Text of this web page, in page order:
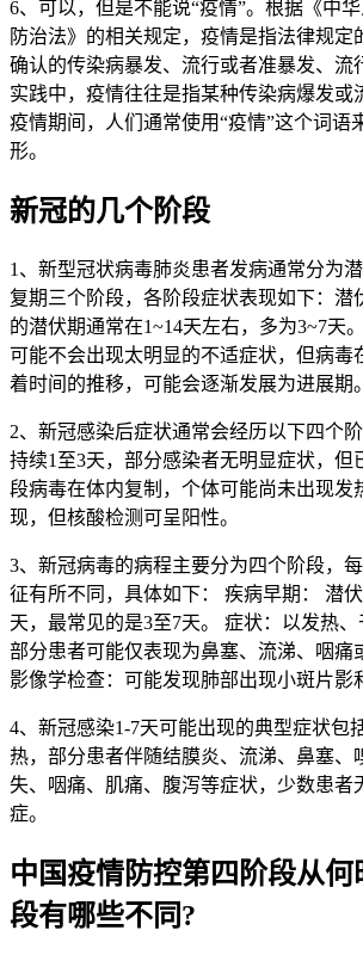
6、可以，但是不能说“疫情”。根据《中
防治法》的相关规定，疫情是指法律规定
确认的传染病暴发、流行或者准暴发、流
实践中，疫情往往是指某种传染病爆发或
疫情期间，人们通常使用“疫情”这个词语
形。
新冠的几个阶段
1、新型冠状病毒肺炎患者发病通常分为
复期三个阶段，各阶段症状表现如下：潜
的潜伏期通常在1~14天左右，多为3~7天
可能不会出现太明显的不适症状，但病毒
着时间的推移，可能会逐渐发展为进展期。
2、新冠感染后症状通常会经历以下四个
持续1至3天，部分感染者无明显症状，但
段病毒在体内复制，个体可能尚未出现发
现，但核酸检测可呈阳性。
3、新冠病毒的病程主要分为四个阶段，
征有所不同，具体如下： 疾病早期： 潜
天，最常见的是3至7天。 症状：以发热、
部分患者可能仅表现为鼻塞、流涕、咽痛
影像学检查：可能发现肺部出现小斑片影
4、新冠感染1-7天可能出现的典型症状包
热，部分患者伴随结膜炎、流涕、鼻塞、
失、咽痛、肌痛、腹泻等症状，少数患者
症。
中国疫情防控第四阶段从何
段有哪些不同?